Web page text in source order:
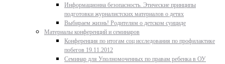
Информационна безопасность. Этические принципы
подготовки журналистских материалов о детях
Выбираем жизнь! Родителям о детском суициде
Материалы конференций и семинаров
Конференция по итогам соц исследования по профилактике
побегов 19.11.2012
Семинар для Уполномоченных по правам ребенка в ОУ